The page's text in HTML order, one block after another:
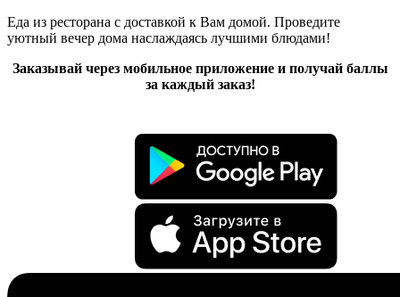
Еда из ресторана с доставкой к Вам домой. Проведите
уютный вечер дома наслаждаясь лучшими блюдами!
Заказывай через мобильное приложение и получай баллы
за каждый заказ!